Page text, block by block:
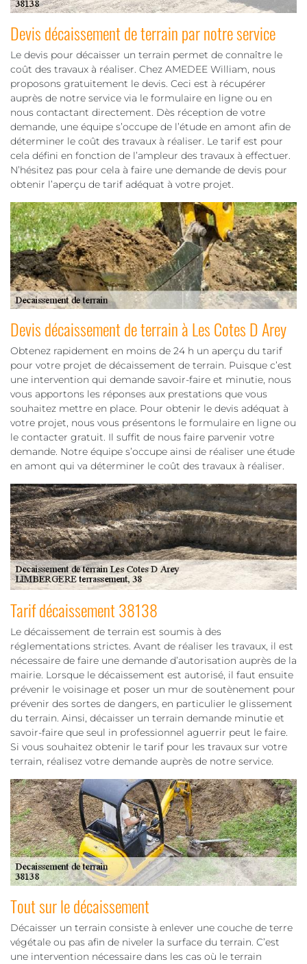
Devis décaissement de terrain par notre service
Le devis pour décaisser un terrain permet de connaître le
coût des travaux à réaliser. Chez AMEDEE William, nous
proposons gratuitement le devis. Ceci est à récupérer
auprès de notre service via le formulaire en ligne ou en
nous contactant directement. Dès réception de votre
demande, une équipe s’occupe de l’étude en amont afin de
déterminer le coût des travaux à réaliser. Le tarif est pour
cela défini en fonction de l’ampleur des travaux à effectuer.
N’hésitez pas pour cela à faire une demande de devis pour
obtenir l’aperçu de tarif adéquat à votre projet.
Devis décaissement de terrain à Les Cotes D Arey
Obtenez rapidement en moins de 24 h un aperçu du tarif
pour votre projet de décaissement de terrain. Puisque c’est
une intervention qui demande savoir-faire et minutie, nous
vous apportons les réponses aux prestations que vous
souhaitez mettre en place. Pour obtenir le devis adéquat à
votre projet, nous vous présentons le formulaire en ligne ou
le contacter gratuit. Il suffit de nous faire parvenir votre
demande. Notre équipe s’occupe ainsi de réaliser une étude
en amont qui va déterminer le coût des travaux à réaliser.
Tarif décaissement 38138
Le décaissement de terrain est soumis à des
réglementations strictes. Avant de réaliser les travaux, il est
nécessaire de faire une demande d’autorisation auprès de la
mairie. Lorsque le décaissement est autorisé, il faut ensuite
prévenir le voisinage et poser un mur de soutènement pour
prévenir des sortes de dangers, en particulier le glissement
du terrain. Ainsi, décaisser un terrain demande minutie et
savoir-faire que seul in professionnel aguerrir peut le faire.
Si vous souhaitez obtenir le tarif pour les travaux sur votre
terrain, réalisez votre demande auprès de notre service.
Tout sur le décaissement
Décaisser un terrain consiste à enlever une couche de terre
végétale ou pas afin de niveler la surface du terrain. C’est
une intervention nécessaire dans les cas où le terrain